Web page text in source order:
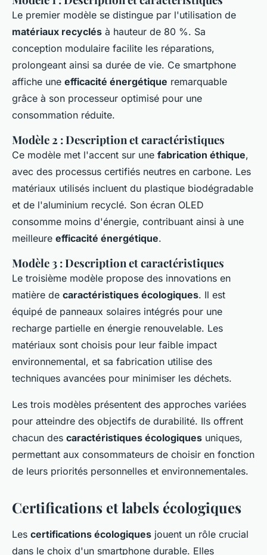
Le premier modèle se distingue par l'utilisation de
matériaux recyclés à hauteur de 80 %. Sa
conception modulaire facilite les réparations,
prolongeant ainsi sa durée de vie. Ce smartphone
affiche une efficacité énergétique remarquable
grâce à son processeur optimisé pour une
consommation réduite.
Modèle 2 : Description et caractéristiques
Ce modèle met l'accent sur une fabrication éthique,
avec des processus certifiés neutres en carbone. Les
matériaux utilisés incluent du plastique biodégradable
et de l'aluminium recyclé. Son écran OLED
consomme moins d'énergie, contribuant ainsi à une
meilleure efficacité énergétique.
Modèle 3 : Description et caractéristiques
Le troisième modèle propose des innovations en
matière de caractéristiques écologiques. Il est
équipé de panneaux solaires intégrés pour une
recharge partielle en énergie renouvelable. Les
matériaux sont choisis pour leur faible impact
environnemental, et sa fabrication utilise des
techniques avancées pour minimiser les déchets.
Les trois modèles présentent des approches variées
pour atteindre des objectifs de durabilité. Ils offrent
chacun des caractéristiques écologiques uniques,
permettant aux consommateurs de choisir en fonction
de leurs priorités personnelles et environnementales.
Certifications et labels écologiques
Les certifications écologiques jouent un rôle crucial
dans le choix d'un smartphone durable. Elles